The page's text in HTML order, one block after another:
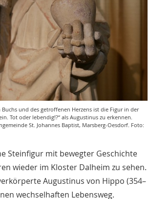
und des getroffenen Herzens ist die Figur in der
Tot oder lebendig!?“ als Augustinus zu erkennen.
St. Johannes Baptist, Marsberg-Oesdorf. Foto:
Steinfigur mit bewegter Geschichte
wieder im Kloster Dalheim zu sehen.
Augustinus von Hippo (354–
wechselhaften Lebensweg.